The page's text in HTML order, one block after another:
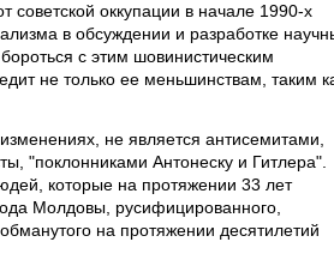
оккупации в начале 1990-х
в обсуждении и разработке
с этим шовинистическим
не только ее меньшинствам, таким
не является антисемитами,
"поклонниками Антонеску и Гитлера".
которые на протяжении 33 лет
Молдовы, русифицированного,
на протяжении десятилетий